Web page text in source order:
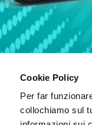
Cookie Policy
Per far
collochiamo sul
sulla tua